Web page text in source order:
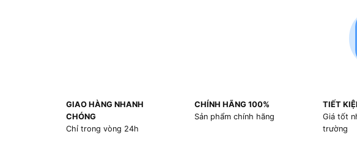
GIAO HÀNG NHANH
CHÓNG
Chỉ trong vòng 24h
CHÍNH HÃNG 100%
Sản phẩm chính hãng
TIẾT
Giá tốt
trường